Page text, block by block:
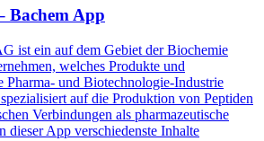
Bachem App
ist ein auf dem Gebiet der Biochemie
welches Produkte und
Pharma- und Biotechnologie-Industrie
auf die Produktion von Peptiden
Verbindungen als pharmazeutische
App verschiedenste Inhalte